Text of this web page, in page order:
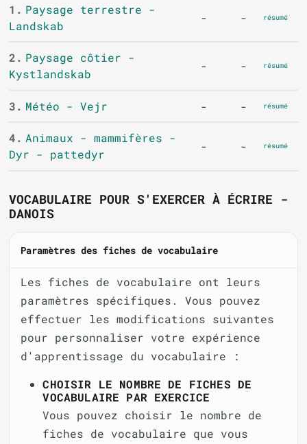
1. Paysage terrestre -
Landskab
- - résumé
2. Paysage côtier -
Kystlandskab
- - résumé
3. Météo - Vejr - - résumé
4. Animaux - mammifères -
Dyr - pattedyr
- - résumé
VOCABULAIRE POUR S'EXERCER À ÉCRIRE -
DANOIS
Paramètres des fiches de vocabulaire
Les fiches de vocabulaire ont leurs
paramètres spécifiques. Vous pouvez
effectuer les modifications suivantes
pour personnaliser votre expérience
d'apprentissage du vocabulaire :
CHOISIR LE NOMBRE DE FICHES DE
VOCABULAIRE PAR EXERCICE
Vous pouvez choisir le nombre de
fiches de vocabulaire que vous